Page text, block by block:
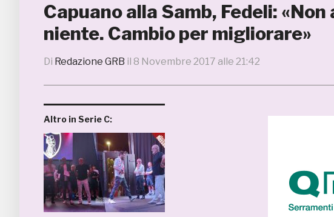
Capuano alla Samb, Fedeli:
niente. Cambio per migliorare»
Di Redazione GRB il 8 Novembre 2017 alle 21:42
Altro in Serie C: